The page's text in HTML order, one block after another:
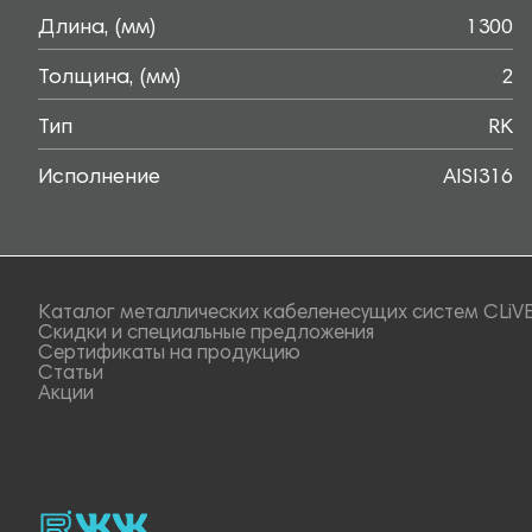
Длина, (мм) 1300
Толщина, (мм) 2
Тип RK
Исполнение AISI316
Каталог металлических кабеленесущих систем
Скидки и специальные предложения
Сертификаты на продукцию
Статьи
Акции
rutubevk_video.
Vk.